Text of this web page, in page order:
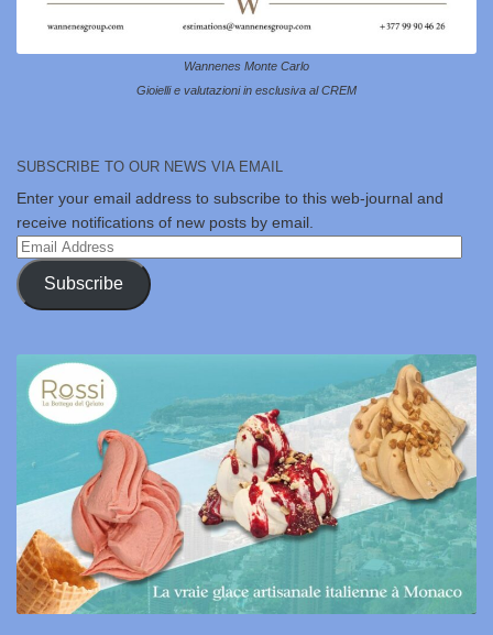
Wannenes Monte Carlo
Gioielli e valutazioni in esclusiva al CREM
SUBSCRIBE TO OUR NEWS VIA EMAIL
Enter your email address to subscribe to this web-journal and
receive notifications of new posts by email.
Email
Address
Subscribe